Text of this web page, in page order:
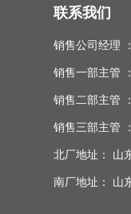
联系我们
销售公司经理
销售一部主管
销售二部主管
销售三部主管
北厂地址： 山
南厂地址： 山